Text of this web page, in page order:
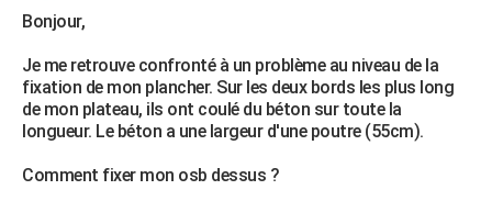
Essais
Réserver un essai
Citadines
Berlines
SUV
Forum auto
+HIGH-TECH
Mobiles
Meilleur smartphone
Internet
Ordinateurs
Jeux vidéo
Guide high-tech
+BRICOLAGE
Forum
Aménagement intérieur
Extérieur
Cuisine
Salle de bains
Jardinage
Rangement
WEEK-END
Guides de France
Escapades
Patrimoine
Expositions
Musées
Week-end nature
+LIFESTYLE
Bonjour,
Je me retrouve confronté à un problème au niveau de la
fixation de mon plancher. Sur les deux bords les plus long
de mon plateau, ils ont coulé du béton sur toute la
longueur. Le béton a une largeur d'une poutre (55cm).
Comment fixer mon osb dessus ?